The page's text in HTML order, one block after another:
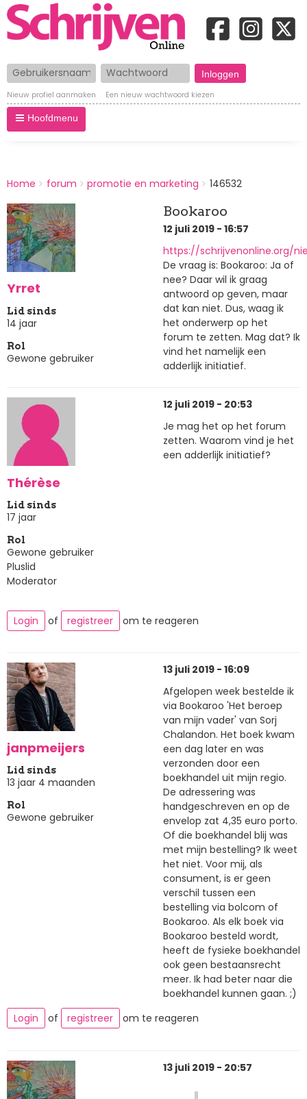
Gebruikersnaam Wachtwoord
Nieuw profiel aanmaken Een nieuw wachtwoord kiezen
Hoofdmenu
BREADCRUMBS
You
here:
Home forum promotie en marketing 146532
Yrret
Lid sinds
14 jaar
Rol
Gewone gebruiker
Bookaroo
12 juli 2019 - 16:57
https://schrijvenonline.org/
De vraag is: Bookaroo: Ja of
nee? Daar wil ik graag
antwoord op geven, maar
dat kan niet. Dus, waag ik
het onderwerp op het
forum te zetten. Mag dat? Ik
vind het namelijk een
adderlijk initiatief.
Thérèse
Lid sinds
17 jaar
Rol
Gewone gebruiker
Pluslid
Moderator
12 juli 2019 - 20:53
Je mag het op het forum
zetten. Waarom vind je het
een adderlijk initiatief?
Login of registreer om te reageren
janpmeijers
Lid sinds
13 jaar 4 maanden
Rol
Gewone gebruiker
13 juli 2019 - 16:09
Afgelopen week bestelde ik
via Bookaroo 'Het beroep
van mijn vader' van Sorj
Chalandon. Het boek kwam
een dag later en was
verzonden door een
boekhandel uit mijn regio.
De adressering was
handgeschreven en op de
envelop zat 4,35 euro porto.
Of die boekhandel blij was
met mijn bestelling? Ik weet
het niet. Voor mij, als
consument, is er geen
verschil tussen een
bestelling via bolcom of
Bookaroo. Als elk boek via
Bookaroo besteld wordt,
heeft de fysieke boekhandel
ook geen bestaansrecht
meer. Ik had beter naar die
boekhandel kunnen gaan. ;)
Login
of registreer om te reageren
13 juli 2019 - 20:57